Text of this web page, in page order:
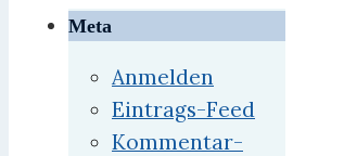
Meta
Anmelden
Eintrags-Feed
Kommentar-